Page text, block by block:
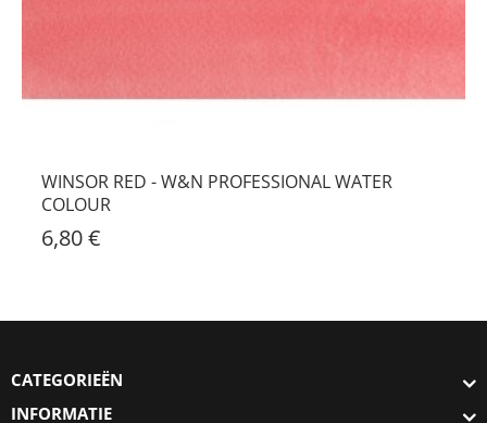
WINSOR RED - W&N PROFESSIONAL WATER
COLOUR
6,80 €
CATEGORIEËN
INFORMATIE